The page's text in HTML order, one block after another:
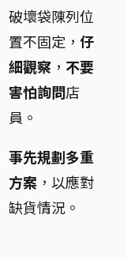
破壞袋陳列位
置不固定， 仔
細觀察 ， 不要
害怕詢問店
員。
事先規劃多重
方案 ，以應對
缺貨情況。